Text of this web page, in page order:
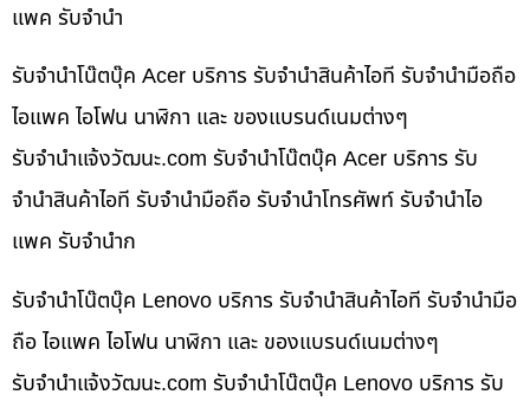
แพค รับจำนำ
รับจำนำโน๊ตบุ๊ค Acer บริการ รับจำนำสินค้าไอที รับจำนำมือถือ
ไอแพค ไอโฟน นาฬิกา และ ของแบรนด์เนมต่างๆ
รับจํานําแจ้งวัฒนะ.com รับจำนำโน๊ตบุ๊ค Acer บริการ รับ
จำนำสินค้าไอที รับจำนำมือถือ รับจำนำโทรศัพท์ รับจำนำไอ
แพค รับจำนำก
รับจำนำโน๊ตบุ๊ค Lenovo บริการ รับจำนำสินค้าไอที รับจำนำมือ
ถือ ไอแพค ไอโฟน นาฬิกา และ ของแบรนด์เนมต่างๆ
รับจํานําแจ้งวัฒนะ.com รับจำนำโน๊ตบุ๊ค Lenovo บริการ รับ